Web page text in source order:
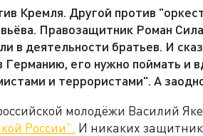
Кремля. Другой против
Правозащитник Роман
в деятельности братьев. И
Германию, его нужно поймать и
и террористами". А
молодёжи Василий
России". И никаких